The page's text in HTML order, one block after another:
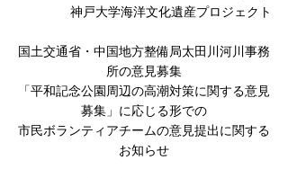
神戸大学海洋文化遺産プロジェクト
国土交通省・中国地方整備局太田川河川事務
所の意見募集
「平和記念公園周辺の高潮対策に関する意見
募集」に応じる形での
市民ボランティアチームの意見提出に関する
お知らせ